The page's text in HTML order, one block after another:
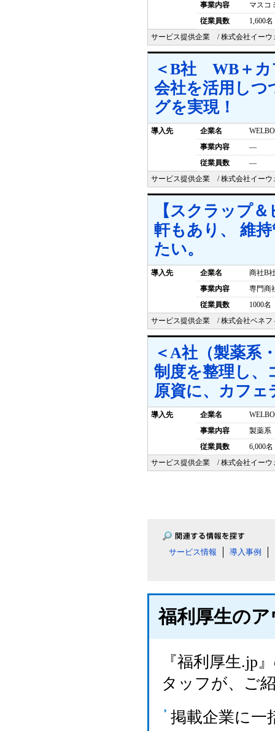
事業内容
マスコ
従業員数
1,600名
サービス提供企業 / 株式会社イー
＜B社 WB＋カ
会社を活用しつ
グを実現！
導入先 企業名
事業内容
―
従業員数
―
サービス提供企業 / 株式会社イー
【スクラップ
軒もあり、 維
たい。
導入先 企業名
商社B
事業内容
専門商
従業員数
1000名
サービス提供企業 / 株式会社ベネ
＜A社（製薬系
制度を整理し、
原資に、カフェ
導入先 企業名
事業内容
製薬系
従業員数
6,000名
サービス提供企業 / 株式会社イー
サービス情報 導入事例
福利厚生の
『福利厚生.jp
タッフが、ご
掲載企業に一